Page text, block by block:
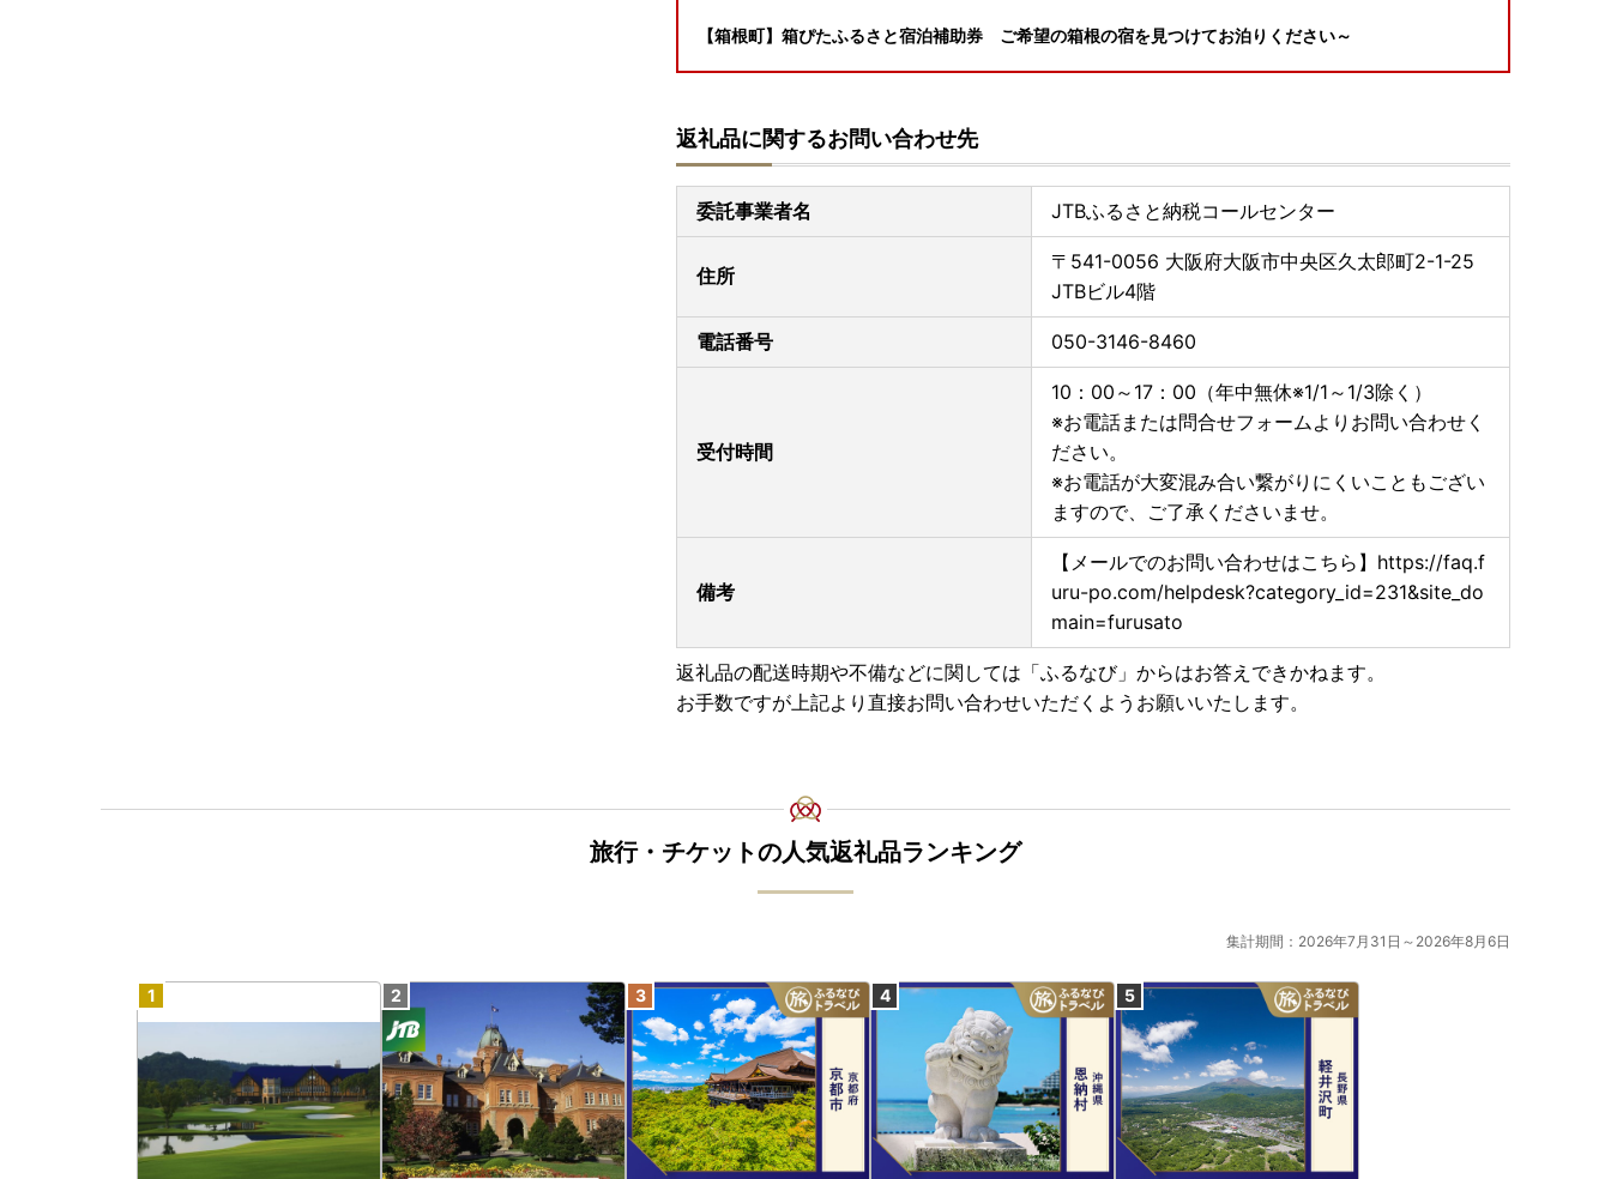
【箱根町】箱ぴたふるさと宿泊補助券 ご希望の箱根の宿を見つけてお泊りください～
『総務省告示改正により、10月以降のご寄付分から宿泊クーポンにご利用枚数制限のかかる施設が一部
ございます。
詳細は各お礼の品のサイトをご確認ください。
●箱ぴた
https://www.hakone-ryokan.or.jp/blog/8708.html
「箱ぴた」
[2024.10.01～納税分]箱根町ふるさと納税謝礼品『箱ぴたふるさと宿泊補助券』～NEWS
●JTB旅行クーポン
返礼品に関するお問い合わせ先
委託事業者名 JTBふるさと納税コールセンター
住所
〒541-0056 大阪府大阪市中央区久太郎町2-1-25
JTBビル4階
電話番号 050-3146-8460
受付時間
10：00～17：00（年中無休※1/1～1/3除く）
※お電話または問合せフォームよりお問い合わせく
ださい。
※お電話が大変混み合い繋がりにくいこともござい
ますので、ご了承くださいませ。
備考
【メールでのお問い合わせはこちら】https://faq.f
uru-po.com/helpdesk?category_id=231&site_do
main=furusato
返礼品の配送時期や不備などに関しては「ふるなび」からはお答えできかねます。
お手数ですが上記より直接お問い合わせいただくようお願いいたします。
旅行・チケットの人気返礼品ランキング
集計期間：2026年7月31日～2026年8月6日